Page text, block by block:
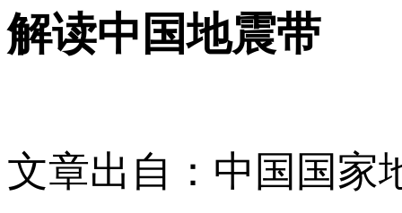
解读中国地震带
文章出自：中国国家